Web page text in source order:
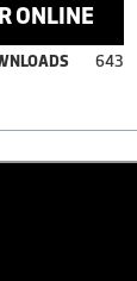
ONLINE
643